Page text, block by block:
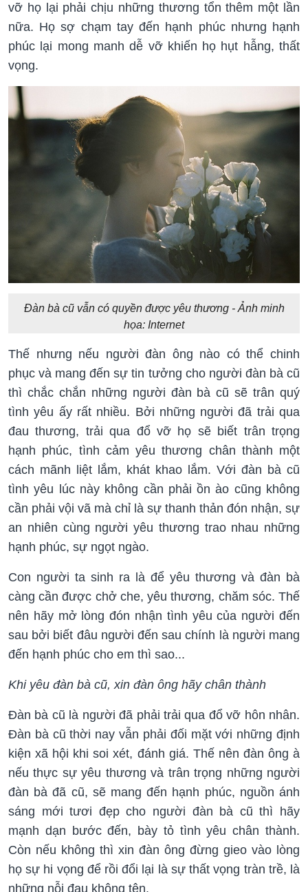
vỡ họ lại phải chịu những thương tổn thêm một lần
nữa. Họ sợ chạm tay đến hạnh phúc nhưng hạnh
phúc lại mong manh dễ vỡ khiến họ hụt hẫng, thất
vọng.
Đàn bà cũ vẫn có quyền được yêu thương - Ảnh minh
họa: Internet
Thế nhưng nếu người đàn ông nào có thể chinh
phục và mang đến sự tin tưởng cho người đàn bà cũ
thì chắc chắn những người đàn bà cũ sẽ trân quý
tình yêu ấy rất nhiều. Bởi những người đã trải qua
đau thương, trải qua đổ vỡ họ sẽ biết trân trọng
hạnh phúc, tình cảm yêu thương chân thành một
cách mãnh liệt lắm, khát khao lắm. Với đàn bà cũ
tình yêu lúc này không cần phải ồn ào cũng không
cần phải vội vã mà chỉ là sự thanh thản đón nhận, sự
an nhiên cùng người yêu thương trao nhau những
hạnh phúc, sự ngọt ngào.
Con người ta sinh ra là để yêu thương và đàn bà
càng cần được chở che, yêu thương, chăm sóc. Thế
nên hãy mở lòng đón nhận tình yêu của người đến
sau bởi biết đâu người đến sau chính là người mang
đến hạnh phúc cho em thì sao...
Khi yêu đàn bà cũ, xin đàn ông hãy chân thành
Đàn bà cũ là người đã phải trải qua đổ vỡ hôn nhân.
Đàn bà cũ thời nay vẫn phải đối mặt với những định
kiện xã hội khi soi xét, đánh giá. Thế nên đàn ông à
nếu thực sự yêu thương và trân trọng những người
đàn bà đã cũ, sẽ mang đến hạnh phúc, nguồn ánh
sáng mới tươi đẹp cho người đàn bà cũ thì hãy
mạnh dạn bước đến, bày tỏ tình yêu chân thành.
Còn nếu không thì xin đàn ông đừng gieo vào lòng
họ sự hi vọng để rồi đổi lại là sự thất vọng tràn trề, là
những nỗi đau không tên.